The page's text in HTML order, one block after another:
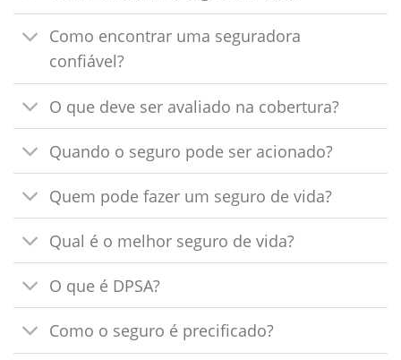
Como encontrar uma seguradora
confiável?
O que deve ser avaliado na cobertura?
Quando o seguro pode ser acionado?
Quem pode fazer um seguro de vida?
Qual é o melhor seguro de vida?
O que é DPSA?
Como o seguro é precificado?